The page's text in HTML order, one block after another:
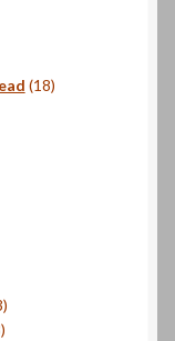
1818
3
produits
8